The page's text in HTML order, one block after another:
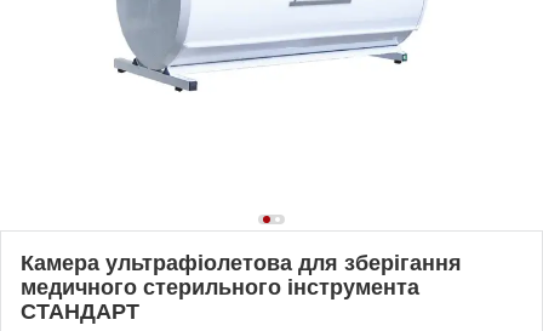
Камера ультрафіолетова для зберігання
медичного стерильного інструмента
СТАНДАРТ